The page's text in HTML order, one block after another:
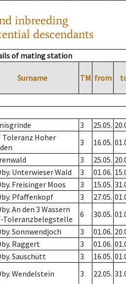
inbreeding
descendants
of mating station
Surname TM from
3 25.05.
Toleranz Hoher
3 16.05.
3 25.05.
Unterwieser Wald 3 01.06.
Freisinger Moos 3 15.05.
Pfaffenkopf 3 27.05.
An den 3 Wassern
Toleranzbelegstelle
6 30.05.
Sonnwendjoch 3 01.06.
Raggert 3 01.06.
Sauschütt 3 16.05.
Wendelstein 3 22.05.